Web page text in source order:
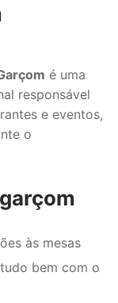
é uma
responsável
e eventos,
o
às mesas
bem com o